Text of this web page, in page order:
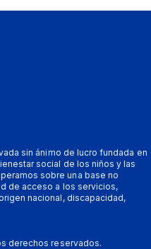
sin ánimo de lucro fundada en
social de los niños y las
sobre una base no
de acceso a los servicios,
nacional, discapacidad,
derechos reservados.